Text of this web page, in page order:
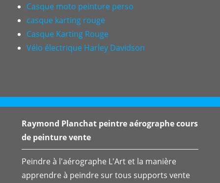
Casque moto peinture perso
casque karting rouge
Casque Karting Rouge
Vélo électrique Harley Davidson
Raymond Planchat peintre aérographe cours
de peinture vente
Peindre à l'aérographe L'Art et la manière
apprendre à peindre sur tous supports vente